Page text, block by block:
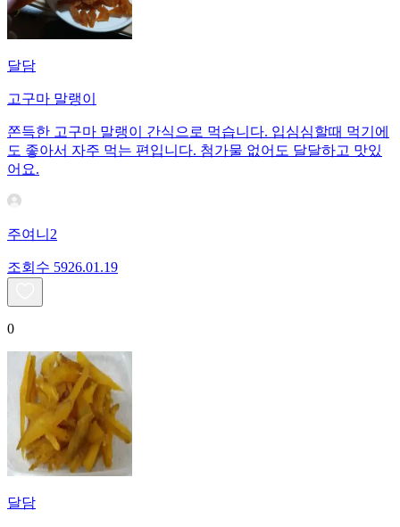
달담
고구마 말랭이
쫀득한 고구마 말랭이 간식으로 먹습니다. 입심심할때 먹기에
도 좋아서 자주 먹는 편입니다. 첨가물 없어도 달달하고 맛있
어요.
주여니2
조회수 5926.01.19
0
달담